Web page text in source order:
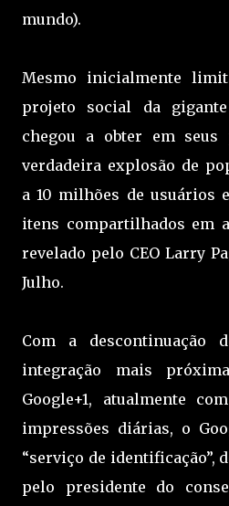
mundo).
Mesmo inicialmente
projeto social da
chegou a obter em
verdadeira explosão de
a 10 milhões de usuários
itens compartilhados em
revelado pelo CEO Larry
Julho.
Com a descontinuação
integração mais
Google+1, atualmente
impressões diárias, o
“serviço de identificação”,
pelo presidente do